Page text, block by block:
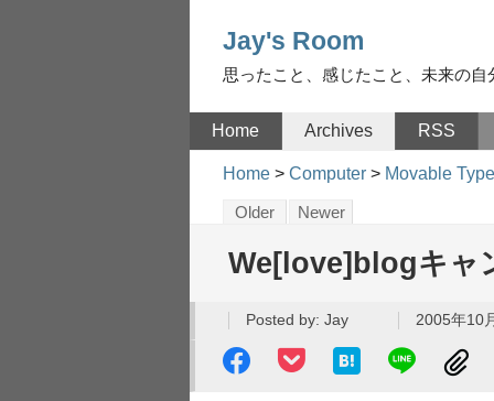
Jay's Room
思ったこと、感じたこと、未来の
Home Archives RSS
Home > Computer > Movable Type
Older Newer
We[love]blogキャ
Posted by: Jay 2005年10